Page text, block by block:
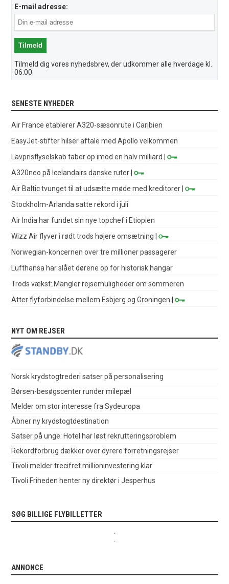
E-mail adresse:
Tilmeld dig vores nyhedsbrev, der udkommer alle hverdage kl.
06:00
SENESTE NYHEDER
Air France etablerer A320-sæsonrute i Caribien
EasyJet-stifter hilser aftale med Apollo velkommen
Lavprisflyselskab taber op imod en halv milliard
|
A320neo på Icelandairs danske ruter |
Air Baltic tvunget til at udsætte møde med kreditorer |
Stockholm-Arlanda satte rekord i juli
Air India har fundet sin nye topchef i Etiopien
Wizz Air flyver i rødt trods højere omsætning |
Norwegian-koncernen over tre millioner passagerer
Lufthansa har slået dørene op for historisk hangar
Trods vækst: Mangler rejsemuligheder om sommeren
Atter flyforbindelse mellem Esbjerg og Groningen |
NYT OM REJSER
Norsk krydstogtrederi satser på personalisering
Børsen-besøgscenter runder milepæl
Melder om stor interesse fra Sydeuropa
Åbner ny krydstogtdestination
Satser på unge: Hotel har løst rekrutteringsproblem
Rekordforbrug dækker over dyrere forretningsrejser
Tivoli melder trecifret millioninvestering klar
Tivoli Friheden henter ny direktør i Jesperhus
SØG BILLIGE FLYBILLETTER
ANNONCE